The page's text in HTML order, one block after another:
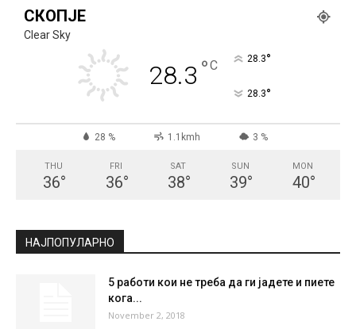
СКОПЈЕ
Clear Sky
28.3 °C 28.3°
28.3°
28 % 1.1kmh 3 %
THU
36°
FRI
36°
SAT
38°
SUN
39°
MON
40°
НАЈПОПУЛАРНО
5 работи кои не треба да ги јадете и пиете
кога...
November 2, 2018